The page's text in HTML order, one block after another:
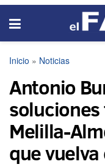
Inicio » Noticias
Antonio
Melilla-
que